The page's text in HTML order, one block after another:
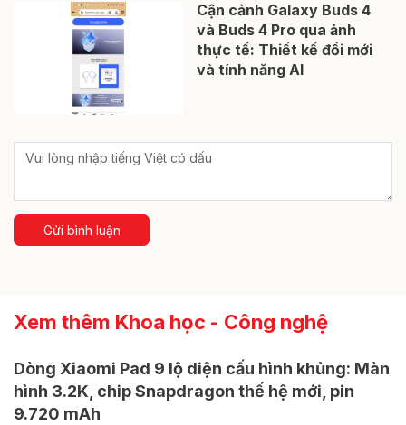
Cận cảnh Galaxy Buds 4
và Buds 4 Pro qua ảnh
thực tế: Thiết kế đổi mới
và tính năng AI
Gửi bình luận
Xem thêm Khoa học - Công nghệ
Dòng Xiaomi Pad 9 lộ diện cấu hình khủng: Màn
hình 3.2K, chip Snapdragon thế hệ mới, pin
9.720 mAh